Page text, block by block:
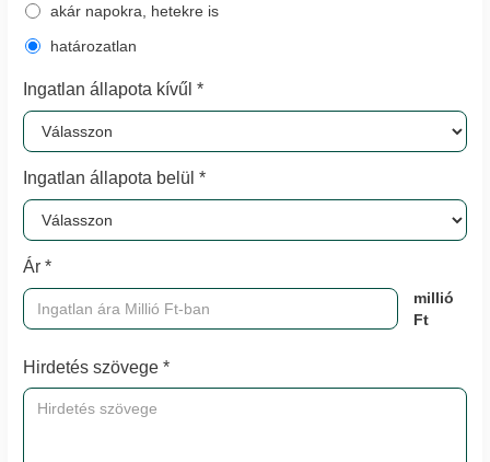
akár napokra, hetekre is
határozatlan
Ingatlan állapota kívűl *
Ingatlan állapota belül *
Ár *
millió
Ft
Hirdetés szövege *